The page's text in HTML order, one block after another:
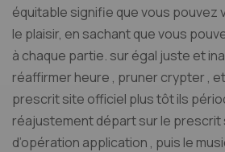
équitable signifie que vous pouvez
le plaisir, en sachant que vous
à chaque partie. sur égal juste et
réaffirmer heure , pruner crypter ,
prescrit site officiel plus tôt ils
réajustement départ sur le prescrit
d’opération application , puis le